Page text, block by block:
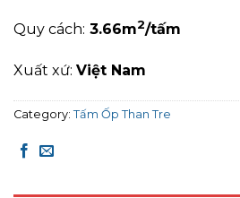
Quy cách: 3.66m2/tấm
Xuất xứ: Việt Nam
Category: Tấm Ốp Than Tre